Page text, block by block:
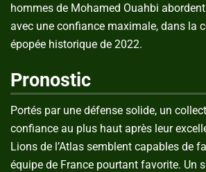
hommes de Mohamed Ouahbi
avec une confiance maximale, dans la
épopée historique de 2022.
Pronostic
Portés par une défense solide, un
confiance au plus haut après leur
Lions de l’Atlas semblent capables de
équipe de France pourtant favorite. Un